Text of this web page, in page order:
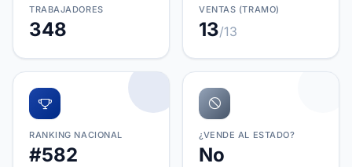
TRABAJADORES
348
VENTAS (TRAMO)
13/13
RANKING NACIONAL
#582
¿VENDE AL ESTADO?
No